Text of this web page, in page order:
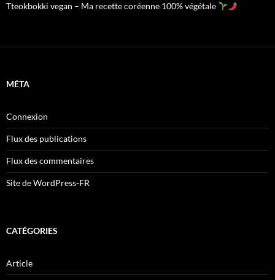
Tteokbokki vegan – Ma recette coréenne 100% végétale
MÉTA
Connexion
Flux des publications
Flux des commentaires
Site de WordPress-FR
CATÉGORIES
Article